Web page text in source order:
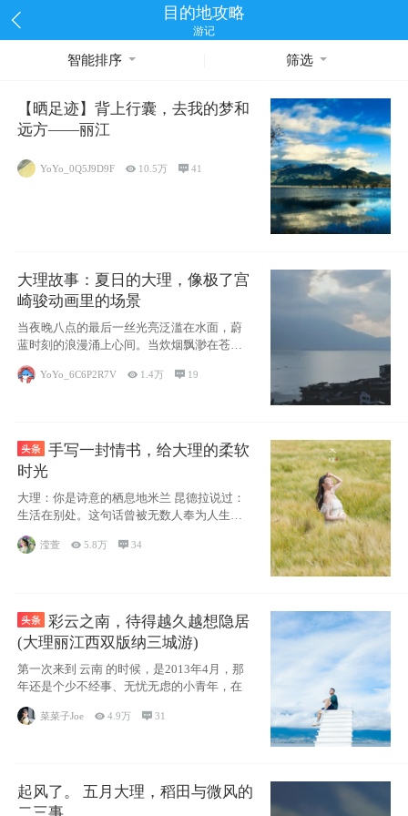
目的地攻略
游记
智能排序 筛选
【晒足迹】背上行囊，去我的梦和
远方——丽江
YoYo_0Q5J9D9F  10.5万 41
大理故事：夏日的大理，像极了宫
崎骏动画里的场景
当夜晚八点的最后一丝光亮泛滥在水面，蔚
蓝时刻的浪漫涌上心间。当炊烟飘渺在苍山
YoYo_6C6P2R7V  1.4万  19
手写一封情书，给大理的柔软
时光
大理：你是诗意的栖息地米兰 昆德拉说过：
生活在别处。这句话曾被无数人奉为人生信
条，并
滢萱 5.8万 34
彩云之南，待得越久越想隐居
(大理丽江西双版纳三城游)
第一次来到 云南 的时候，是2013年4月，那
年还是个少不经事、无忧无虑的小青年，在
菜菜子Joe 4.9万  31
起风了。 五月大理，稻田与微风的